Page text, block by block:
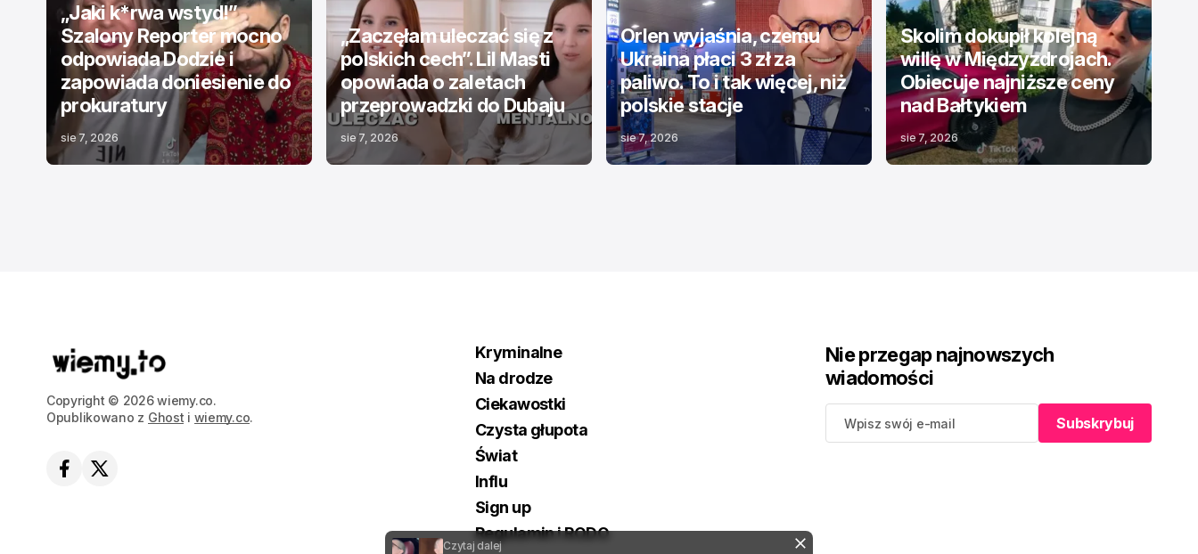
Czytaj dalej
„Jaki k*rwa wstyd!”
Szalony Reporter mocno
odpowiada Dodzie i
zapowiada doniesienie do
prokuratury
sie 7, 2026
„Zaczęłam uleczać się z
polskich cech”. Lil Masti
opowiada o zaletach
przeprowadzki do Dubaju
sie 7, 2026
Orlen wyjaśnia, czemu
Ukraina płaci 3 zł za
paliwo. To i tak więcej, niż
polskie stacje
sie 7, 2026
Skolim dokupił kolejną
willę w Międzyzdrojach.
Obiecuje najniższe ceny
nad Bałtykiem
sie 7, 2026
Copyright © 2026 wiemy.co.
Opublikowano z Ghost i wiemy.co.
Kryminalne
Na drodze
Ciekawostki
Czysta głupota
Świat
Influ
Sign up
Regulamin i RODO
Nie przegap najnowszych
wiadomości
Subskrybuj
Subskrybuj